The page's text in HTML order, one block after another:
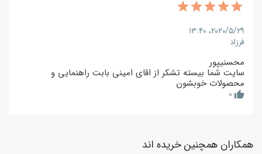
۲۰۲۰/۵/۲۹،‏ ۱۳:۴۰
فرزاد
محسنیپور
سایت شما بیسته تشکر از اقای امینی بابت راهنمایی و
محصولات خوبشون
thumb_up
0
همکاران همچنین خریده اند